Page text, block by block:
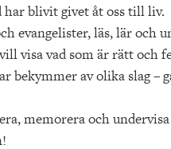
har blivit givet åt oss till liv.
evangelister, läs, lär och
visa vad som är rätt och
bekymmer av olika slag
memorera och